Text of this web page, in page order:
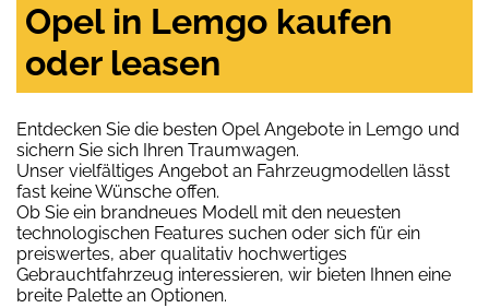
Opel in Lemgo kaufen
oder leasen
Entdecken Sie die besten Opel Angebote in Lemgo und
sichern Sie sich Ihren Traumwagen.
Unser vielfältiges Angebot an Fahrzeugmodellen lässt
fast keine Wünsche offen.
Ob Sie ein brandneues Modell mit den neuesten
technologischen Features suchen oder sich für ein
preiswertes, aber qualitativ hochwertiges
Gebrauchtfahrzeug interessieren, wir bieten Ihnen eine
breite Palette an Optionen.